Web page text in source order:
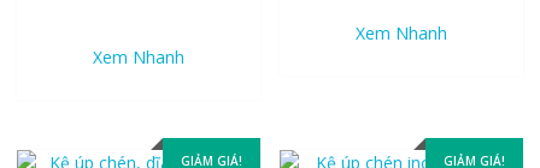
Xem Nhanh
Xem Nhanh
GIẢM GIÁ! GIẢM GIÁ!